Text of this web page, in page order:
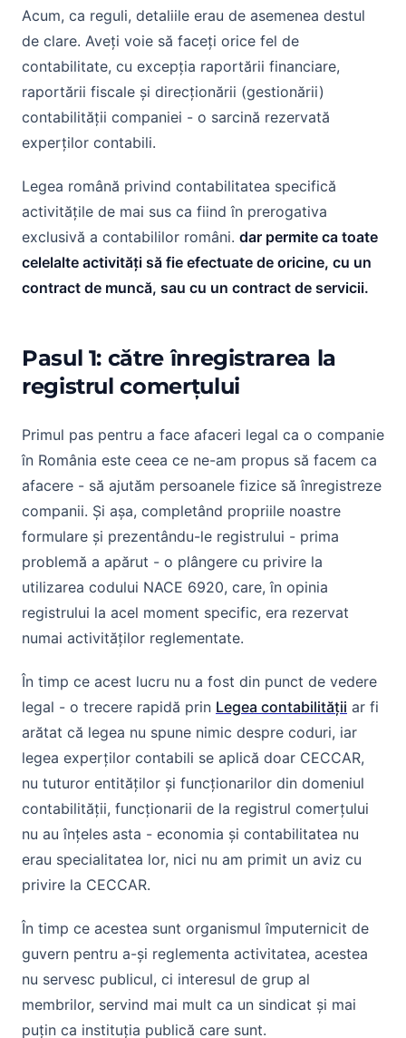
Acum, ca reguli, detaliile erau de asemenea destul
de clare. Aveți voie să faceți orice fel de
contabilitate, cu excepția raportării financiare,
raportării fiscale și direcționării (gestionării)
contabilității companiei - o sarcină rezervată
experților contabili.
Legea română privind contabilitatea specifică
activitățile de mai sus ca fiind în prerogativa
exclusivă a contabililor români. dar permite ca toate
celelalte activități să fie efectuate de oricine, cu un
contract de muncă, sau cu un contract de servicii.
Pasul 1: către înregistrarea la
registrul comerțului
Primul pas pentru a face afaceri legal ca o companie
în România este ceea ce ne-am propus să facem ca
afacere - să ajutăm persoanele fizice să înregistreze
companii. Și așa, completând propriile noastre
formulare și prezentându-le registrului - prima
problemă a apărut - o plângere cu privire la
utilizarea codului NACE 6920, care, în opinia
registrului la acel moment specific, era rezervat
numai activităților reglementate.
În timp ce acest lucru nu a fost din punct de vedere
legal - o trecere rapidă prin Legea contabilității ar fi
arătat că legea nu spune nimic despre coduri, iar
legea experților contabili se aplică doar CECCAR,
nu tuturor entităților și funcționarilor din domeniul
contabilității, funcționarii de la registrul comerțului
nu au înțeles asta - economia și contabilitatea nu
erau specialitatea lor, nici nu am primit un aviz cu
privire la CECCAR.
În timp ce acestea sunt organismul împuternicit de
guvern pentru a-și reglementa activitatea, acestea
nu servesc publicul, ci interesul de grup al
membrilor, servind mai mult ca un sindicat și mai
puțin ca instituția publică care sunt.